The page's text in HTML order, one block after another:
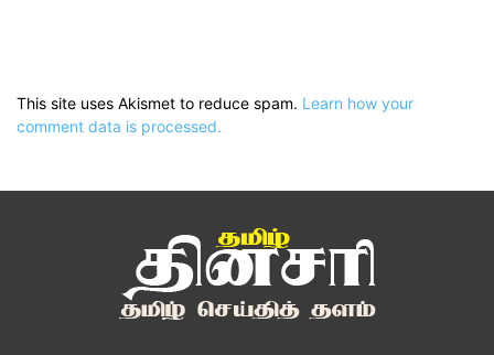
This site uses Akismet to reduce spam. Learn how your
comment data is processed.